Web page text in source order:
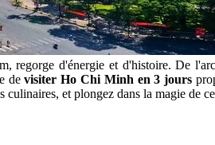
regorge d'énergie et d'histoire. De
devisiter Ho Chi Minh en 3 jours
culinaires, et plongez dans la magie de